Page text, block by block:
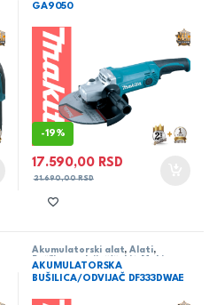
GA9050
-19%
17.590,00 RSD
21.690,00RSD
Akumulatorski alat,Alati,
AKUMULATORSKA
BUŠILICA/ODVIJAČ DF333DWAE